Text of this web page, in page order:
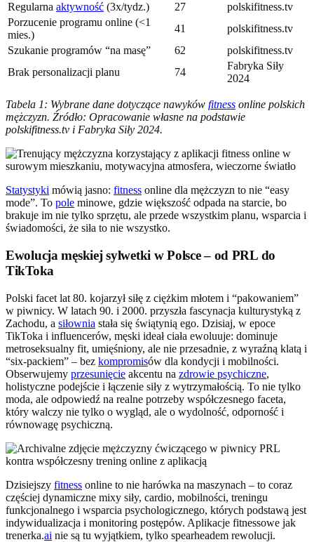
Regularna aktywność (3x/tydz.) 27
polskifitness.tv
Porzucenie programu online (<1
mies.)
41
polskifitness.tv
Szukanie programów “na masę”
62
polskifitness.tv
Brak personalizacji planu
74
Fabryka Siły
2024
Tabela 1: Wybrane dane dotyczące nawyków fitness online polskich
mężczyzn. Źródło: Opracowanie własne na podstawie
polskifitness.tv i Fabryka Siły 2024.
Statystyki mówią jasno: fitness online dla mężczyzn to nie “easy
mode”. To pole minowe, gdzie większość odpada na starcie, bo
brakuje im nie tylko sprzętu, ale przede wszystkim planu, wsparcia i
świadomości, że siła to nie wszystko.
Ewolucja męskiej sylwetki w Polsce – od PRL do
TikToka
Polski facet lat 80. kojarzył siłę z ciężkim młotem i “pakowaniem”
w piwnicy. W latach 90. i 2000. przyszła fascynacja kulturystyką z
Zachodu, a siłownia stała się świątynią ego. Dzisiaj, w epoce
TikToka i influencerów, męski ideał ciała ewoluuje: dominuje
metroseksualny fit, umięśniony, ale nie przesadnie, z wyraźną klatą i
“six-packiem” – bez kompromisów dla kondycji i mobilności.
Obserwujemy przesunięcie akcentu na zdrowie psychiczne,
holistyczne podejście i łączenie siły z wytrzymałością. To nie tylko
moda, ale odpowiedź na realne potrzeby współczesnego faceta,
który walczy nie tylko o wygląd, ale o wydolność, odporność i
równowagę psychiczną.
Dzisiejszy fitness online to nie harówka na maszynach – to coraz
częściej dynamiczne mixy siły, cardio, mobilności, treningu
funkcjonalnego i wsparcia psychologicznego, których podstawą jest
indywidualizacja i monitoring postępów. Aplikacje fitnessowe jak
trenerka.ai nie są tu wyjątkiem, tylko spearheadem rewolucji.